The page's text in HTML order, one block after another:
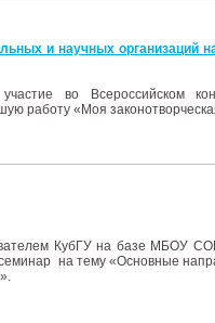
и научных организаций
во Всероссийском
работу «Моя
КубГУ на базе МБОУ
на тему «Основные